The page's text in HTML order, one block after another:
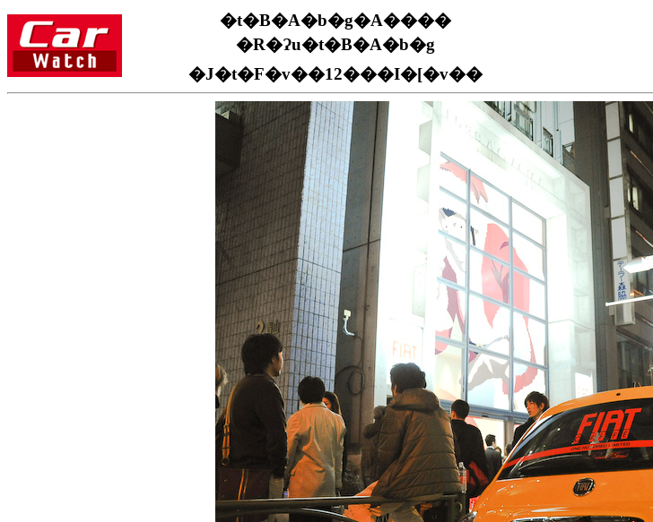
�t�B�A�b�g�A����
�R�Ɂu�t�B�A�b�g
�J�t�F�v��12���I�[�v��